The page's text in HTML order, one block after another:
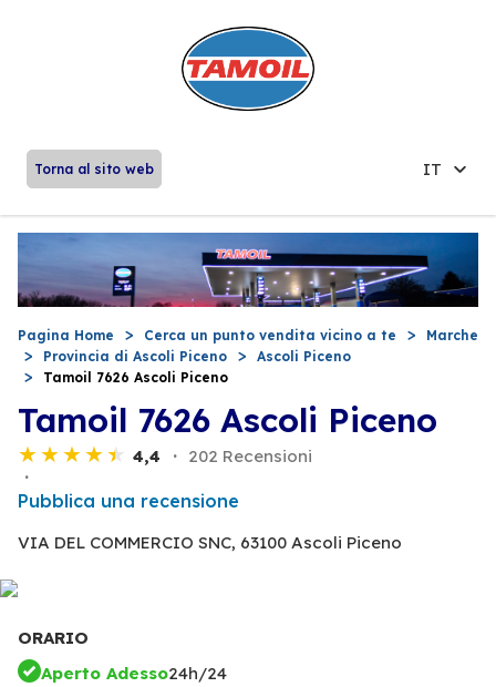
Torna al sito web IT
Pagina Home Cerca un punto vendita vicino a te
Marche
Provincia di Ascoli Piceno
Ascoli Piceno
Tamoil 7626 Ascoli Piceno
Tamoil 7626 Ascoli Piceno
4,4 202 Recensioni
Pubblica una recensione
VIA DEL COMMERCIO SNC, 63100 Ascoli Piceno
ORARIO
Aperto Adesso24h/24